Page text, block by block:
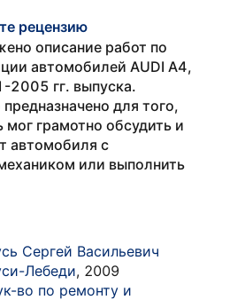
рецензию
описание работ по
автомобилей AUDI A4,
2005 гг. выпуска.
для того,
грамотно обсудить и
автомобиля с
или выполнить
Сергей Васильевич
Лебеди, 2009
во по ремонту и